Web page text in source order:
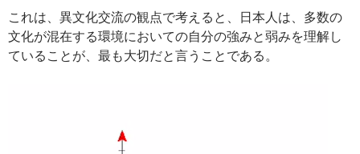
これは、異文化交流の観点で考えると、日本人は、多数の
文化が混在する環境においての自分の強みと弱みを理解し
ていることが、最も大切だと言うことである。